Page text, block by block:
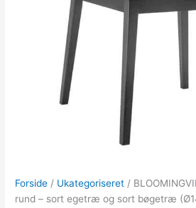
Forside / Ukategoriseret /
rund – sort egetræ og sort bøgetræ